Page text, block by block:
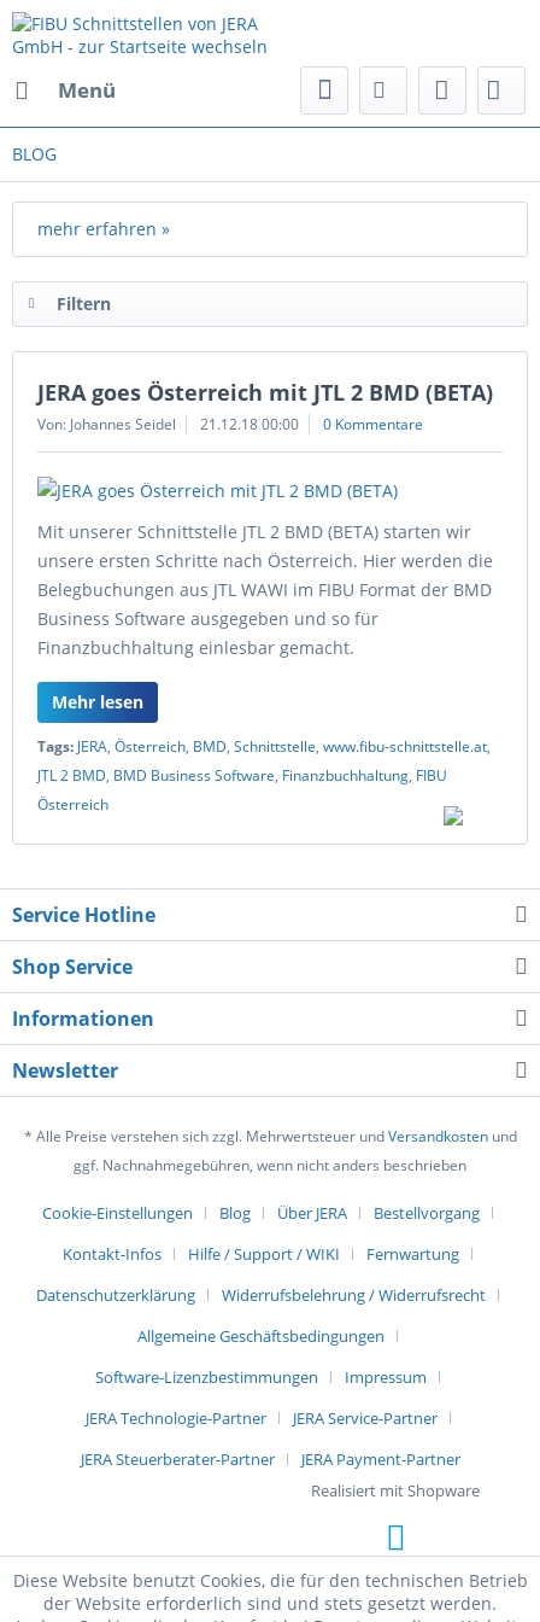
Menü
BLOG
mehr erfahren »
Filtern
JERA goes Österreich mit JTL 2 BMD (BETA)
Von: Johannes Seidel 21.12.18 00:00 0 Kommentare
Mit unserer Schnittstelle JTL 2 BMD (BETA) starten wir
unsere ersten Schritte nach Österreich. Hier werden die
Belegbuchungen aus JTL WAWI im FIBU Format der BMD
Business Software ausgegeben und so für
Finanzbuchhaltung einlesbar gemacht.
Mehr lesen
Tags: JERA, Österreich, BMD, Schnittstelle, www.fibu-schnittstelle.at,
JTL 2 BMD, BMD Business Software, Finanzbuchhaltung, FIBU
Österreich
Service Hotline
Shop Service
Informationen
Newsletter
* Alle Preise verstehen sich zzgl. Mehrwertsteuer undVersandkostenund
ggf. Nachnahmegebühren, wenn nicht anders beschrieben
Cookie-Einstellungen Blog Über JERA
Bestellvorgang
Kontakt-Infos
Hilfe / Support / WIKI
Fernwartung
Datenschutzerklärung
Widerrufsbelehrung / Widerrufsrecht
Allgemeine Geschäftsbedingungen
Software-Lizenzbestimmungen
Impressum
JERA Technologie-Partner
JERA Service-Partner
JERA Steuerberater-Partner
JERA Payment-Partner
Realisiert mit Shopware
Diese Website benutzt Cookies, die für den technischen Betrieb
der Website erforderlich sind und stets gesetzt werden.